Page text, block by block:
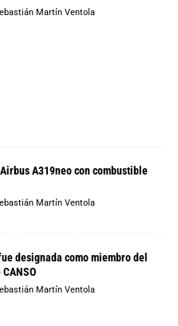
Martín Ventola
A319neo con combustible
Martín Ventola
designada como miembro del
Martín Ventola